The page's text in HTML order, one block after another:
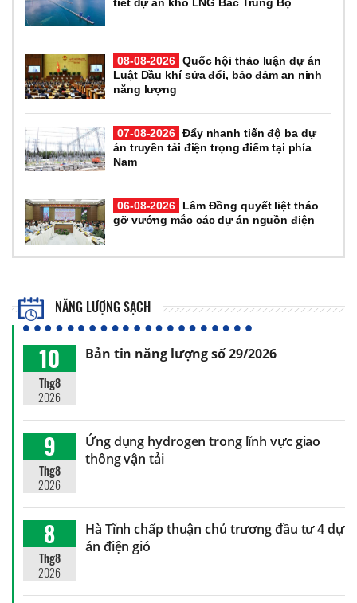
08-08-2026 Quốc hội thảo luận dự án
Luật Dầu khí sửa đổi, bảo đảm an ninh
năng lượng
07-08-2026 Đẩy nhanh tiến độ ba dự
án truyền tải điện trọng điểm tại phía
Nam
06-08-2026
Lâm Đồng quyết liệt tháo
gỡ vướng mắc các dự án nguồn điện
NĂNG LƯỢNG SẠCH
10
Thg8
2026
Bản tin năng lượng số 29/2026
9
Thg8
2026
Ứng dụng hydrogen trong lĩnh vực giao
thông vận tải
8
Thg8
2026
Hà Tĩnh chấp thuận chủ trương đầu tư 4 dự
án điện gió